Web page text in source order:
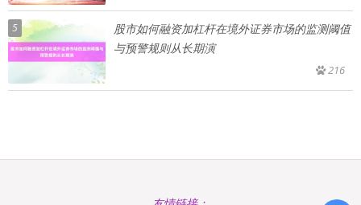
5
股市如何融资加杠杆在境外证券市场的监测阈值
与预警规则从长期演
216